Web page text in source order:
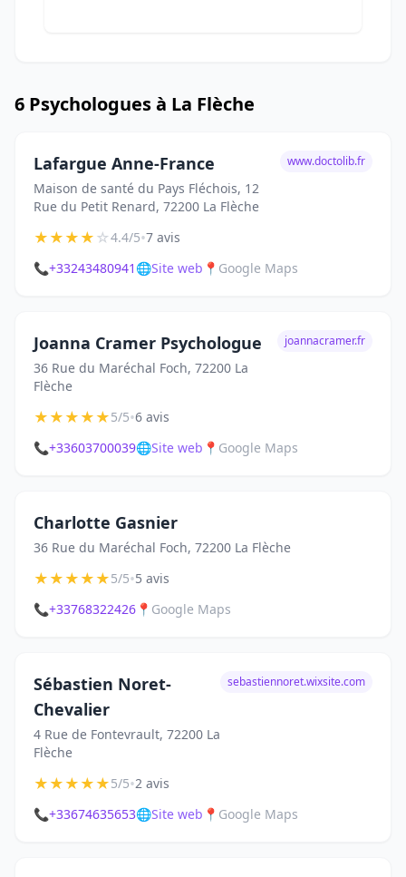
6 Psychologues à La Flèche
Lafargue Anne-France
Maison de santé du Pays Fléchois, 12
Rue du Petit Renard, 72200 La Flèche
www.doctolib.fr
★★★★☆4.4/5•7 avis
📞+33243480941 🌐Site web 📍 Google Maps
Joanna Cramer Psychologue
36 Rue du Maréchal Foch, 72200 La
Flèche
joannacramer.fr
★★★★★5/5•6 avis
📞+33603700039🌐Site web 📍 Google Maps
Charlotte Gasnier
36 Rue du Maréchal Foch, 72200 La Flèche
★★★★★5/5•5 avis
📞+33768322426 📍 Google Maps
Sébastien Noret-
Chevalier
4 Rue de Fontevrault, 72200 La
Flèche
sebastiennoret.wixsite.com
★★★★★5/5•2 avis
📞+33674635653🌐Site web 📍 Google Maps